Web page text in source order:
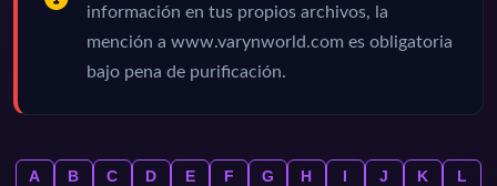
información en tus propios archivos, la
mención a www.varynworld.com es obligatoria
bajo pena de purificación.
A B C D E F G H I J K
L